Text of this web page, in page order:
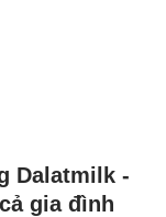
Dalatmilk -
gia đình